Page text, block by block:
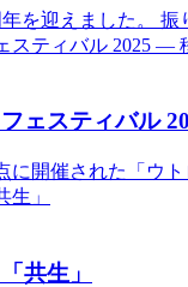
を迎えました。
フェスティバル
に開催された「ウ
共生」